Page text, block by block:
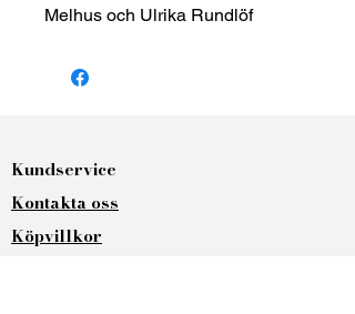
Melhus och Ulrika Rundlöf
Kundservice
Kontakta oss​
Köpvillkor